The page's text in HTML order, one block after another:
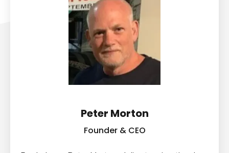
Peter Morton
Founder & CEO